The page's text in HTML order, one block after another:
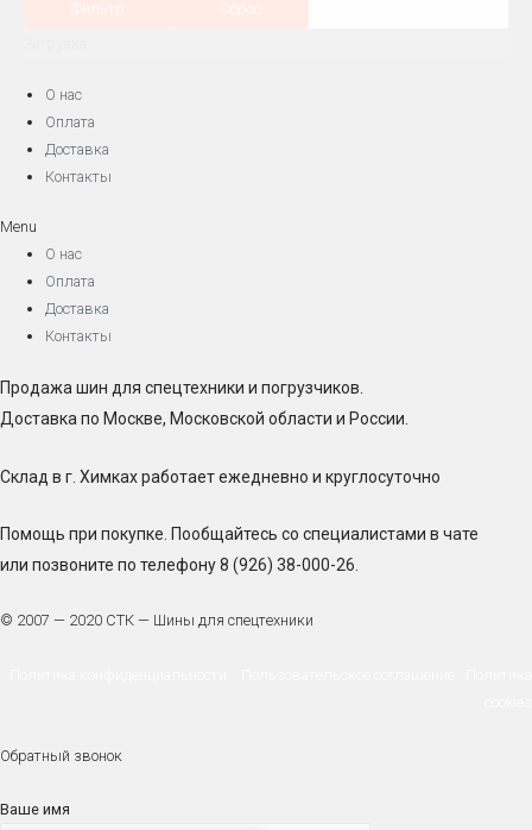
Фильтр
Сброс
О нас
Оплата
Доставка
Контакты
Menu
О нас
Оплата
Доставка
Контакты
Продажа шин для спецтехники и погрузчиков.
Доставка по Москве, Московской области и России.
Склад в г. Химках работает ежедневно и круглосуточно
Помощь при покупке. Пообщайтесь со специалистами в чате
или позвоните по телефону 8 (926) 38-000-26.
© 2007 — 2020 СТК — Шины для спецтехники
Обратный звонок
Ваше имя